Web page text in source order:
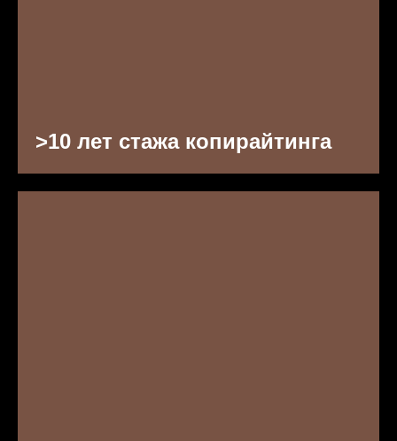
>10 лет стажа копирайтинга